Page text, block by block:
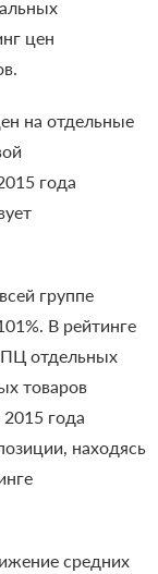
цен
на отдельные
года
группе
В рейтинге
отдельных
товаров
года
находясь
средних